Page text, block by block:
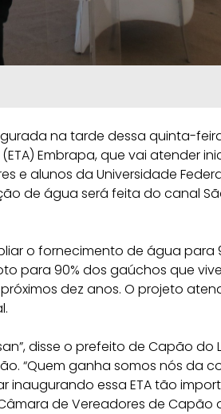
na tarde dessa quinta-
Embrapa, que vai atender
e alunos da Universidade
de água será feita do canal
o fornecimento de água para
para 90% dos gaúchos que
dez anos. O projeto
disse o prefeito de Capão do
“Quem ganha somos nós da
inaugurando essa ETA tão
de Vereadores de Capão